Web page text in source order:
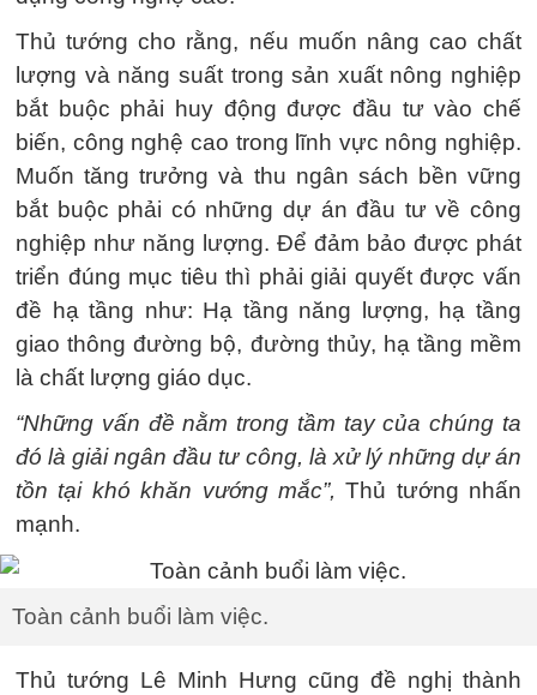
Thủ tướng cho rằng, nếu muốn nâng cao chất
lượng và năng suất trong sản xuất nông nghiệp
bắt buộc phải huy động được đầu tư vào chế
biến, công nghệ cao trong lĩnh vực nông nghiệp.
Muốn tăng trưởng và thu ngân sách bền vững
bắt buộc phải có những dự án đầu tư về công
nghiệp như năng lượng. Để đảm bảo được phát
triển đúng mục tiêu thì phải giải quyết được vấn
đề hạ tầng như: Hạ tầng năng lượng, hạ tầng
giao thông đường bộ, đường thủy, hạ tầng mềm
là chất lượng giáo dục.
“Những vấn đề nằm trong tầm tay của chúng ta
đó là giải ngân đầu tư công, là xử lý những dự án
tồn tại khó khăn vướng mắc”, Thủ tướng nhấn
mạnh.
Toàn cảnh buổi làm việc.
Thủ tướng Lê Minh Hưng cũng đề nghị thành